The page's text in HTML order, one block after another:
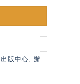
版中心,辦